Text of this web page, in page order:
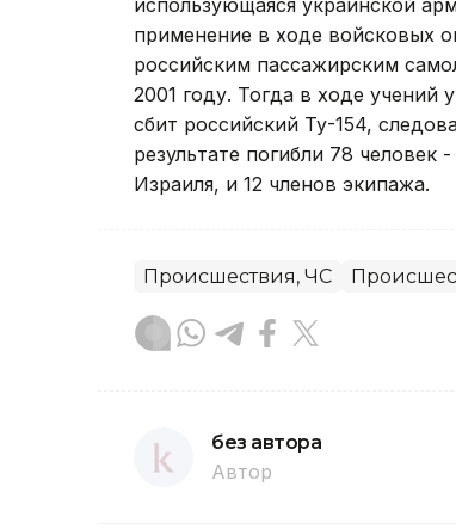
использующаяся украинской
применение в ходе войсковых
российским пассажирским
2001 году. Тогда в ходе учений
сбит российский Ту-154,
результате погибли 78
Израиля, и 12 членов экипажа.
Происшествия, ЧС
без автора
Автор